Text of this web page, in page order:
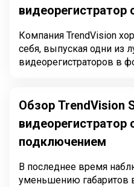
видеорегистратор
Компания TrendVision
себя, выпуская одни из
видеорегистраторов в
Обзор TrendVision
подключением
В последнее время
уменьшению габаритов